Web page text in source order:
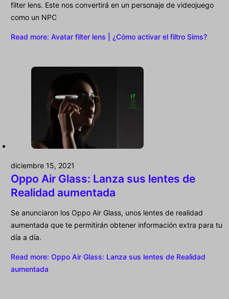
filter lens. Este nos convertirá en un personaje de videojuego
como un NPC
Read more: Avatar filter lens | ¿Cómo activar el filtro Sims?
diciembre 15, 2021
Oppo Air Glass: Lanza sus lentes de
Realidad aumentada
Se anunciaron los Oppo Air Glass, unos lentes de realidad
aumentada que te permitirán obtener información extra para tu
día a día.
Read more: Oppo Air Glass: Lanza sus lentes de Realidad
aumentada